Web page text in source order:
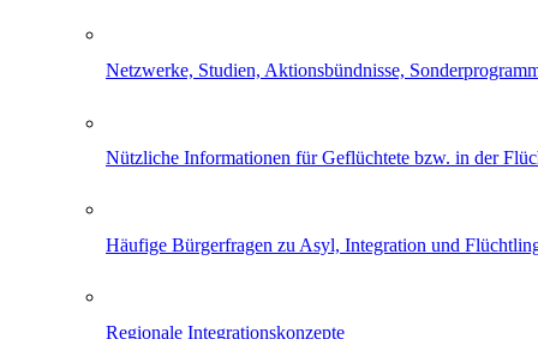
Netzwerke, Studien, Aktionsbündnisse,
Nützliche Informationen für Geflüchtete bzw. in der
Häufige Bürgerfragen zu Asyl, Integration und
Regionale Integrationskonzepte